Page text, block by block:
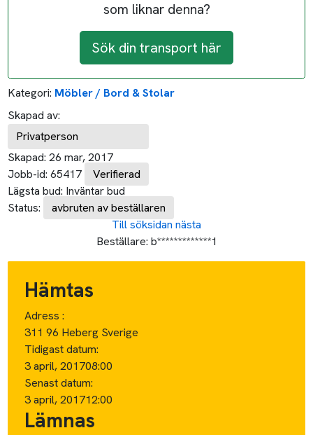
som liknar denna?
Sök din transport här
Kategori: Möbler / Bord & Stolar
Skapad av:
Privatperson
Skapad: 26 mar, 2017
Jobb-id: 65417
Verifierad
Lägsta bud: Inväntar bud
Status:
avbruten av beställaren
Till söksidan nästa
Beställare: b*************1
Hämtas
Adress :
311 96 Heberg Sverige
Tidigast datum:
3 april, 201708:00
Senast datum:
3 april, 201712:00
Lämnas